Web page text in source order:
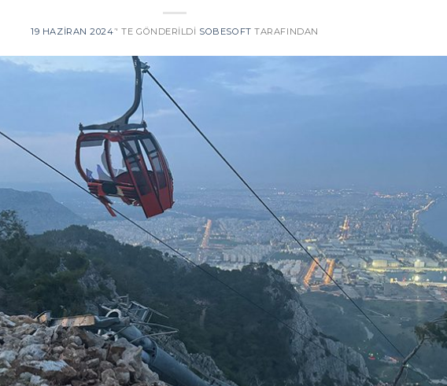
19 HAZIRAN 2024’' TE GÖNDERILDI SOBESOFT TARAFINDAN